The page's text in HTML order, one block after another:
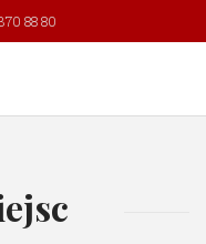
88 80